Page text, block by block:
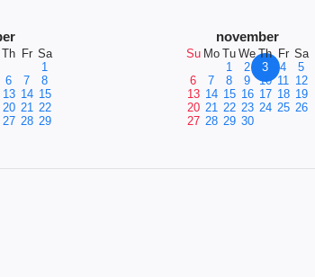
Th Fr Sa
1
6 7
8
13 14 15
20 21 22
27 28 29
november
Su Mo Tu We Th Fr Sa
1
2 3 4
5
6
7 8 9 10 11 12
13 14 15 16 17 18 19
20 21 22 23 24 25 26
27 28 29 30